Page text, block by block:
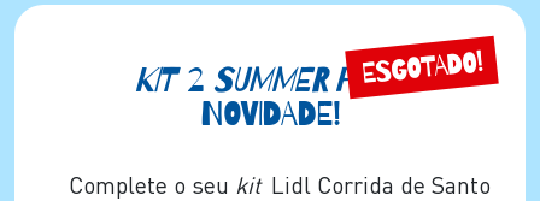
KIT2 SUMMER PACK
NOVIDADE!
ESGOTADO!
Complete o seu kit Lidl Corrida de Santo